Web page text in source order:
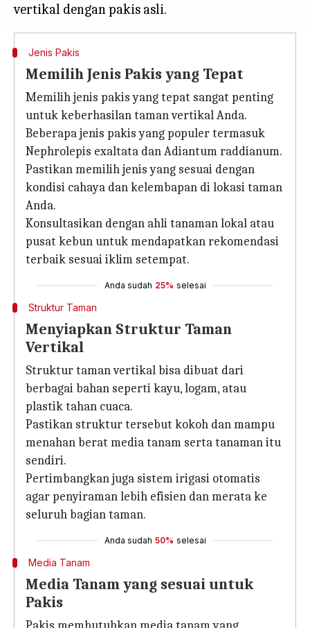
Jenis Pakis
Memilih Jenis Pakis yang Tepat
Memilih jenis pakis yang tepat sangat penting
untuk keberhasilan taman vertikal Anda.
Beberapa jenis pakis yang populer termasuk
Nephrolepis exaltata dan Adiantum raddianum.
Pastikan memilih jenis yang sesuai dengan
kondisi cahaya dan kelembapan di lokasi taman
Anda.
Konsultasikan dengan ahli tanaman lokal atau
pusat kebun untuk mendapatkan rekomendasi
terbaik sesuai iklim setempat.
Anda sudah 25% selesai
Struktur Taman
Menyiapkan Struktur Taman
Vertikal
Struktur taman vertikal bisa dibuat dari
berbagai bahan seperti kayu, logam, atau
plastik tahan cuaca.
Pastikan struktur tersebut kokoh dan mampu
menahan berat media tanam serta tanaman itu
sendiri.
Pertimbangkan juga sistem irigasi otomatis
agar penyiraman lebih efisien dan merata ke
seluruh bagian taman.
Anda sudah 50% selesai
Media Tanam
Media Tanam yang sesuai untuk
Pakis